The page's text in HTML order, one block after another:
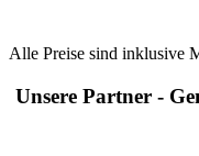
Alle Preise sind inklusive
Unsere Partner -